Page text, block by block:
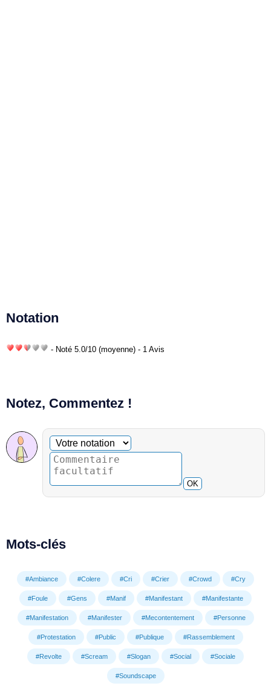
Notation
- Noté 5.0/10 (moyenne) - 1 Avis
Notez, Commentez !
Commentaire facultatif
Votre notation
OK
Mots-clés
#Ambiance #Colere #Cri #Crier #Crowd #Cry
#Foule #Gens #Manif #Manifestant #Manifestante
#Manifestation #Manifester #Mecontentement #Personne
#Protestation #Public #Publique #Rassemblement
#Revolte #Scream #Slogan #Social #Sociale
#Soundscape